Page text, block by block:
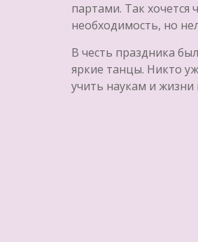
партами. Так хочется
необходимость, но
В честь праздника
яркие танцы. Никто
учить наукам и жизни